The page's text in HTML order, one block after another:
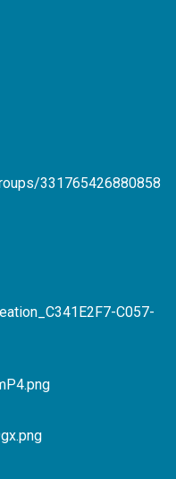
331765426880858